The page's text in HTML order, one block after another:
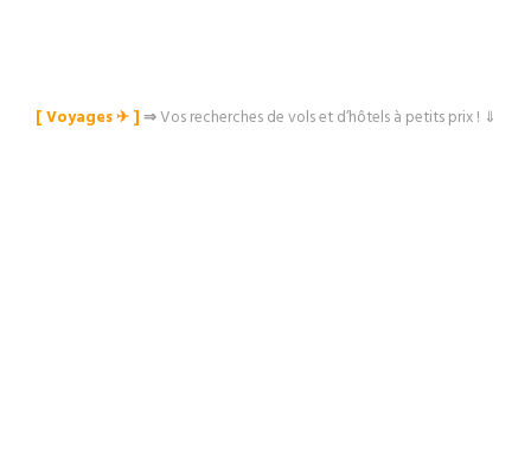
[ Voyages ✈︎ ]⇒Vos recherches de vols et d’hôtels à petits prix ! ⇓